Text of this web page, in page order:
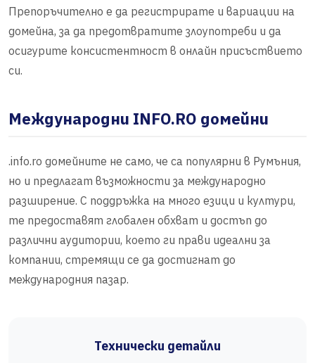
Препоръчително е да регистрирате и вариации на
домейна, за да предотвратите злоупотреби и да
осигурите консистентност в онлайн присъствието
си.
Международни INFO.RO домейни
.info.ro домейните не само, че са популярни в Румъния,
но и предлагат възможности за международно
разширение. С поддръжка на много езици и култури,
те предоставят глобален обхват и достъп до
различни аудитории, което ги прави идеални за
компании, стремящи се да достигнат до
международния пазар.
Технически детайли